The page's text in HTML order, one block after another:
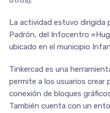
La actividad estuvo dirigida
Padrón, del Infocentro
ubicado en el municipio
Tinkercad es una
permite a los usuarios crear
conexión de bloques
También cuenta con un